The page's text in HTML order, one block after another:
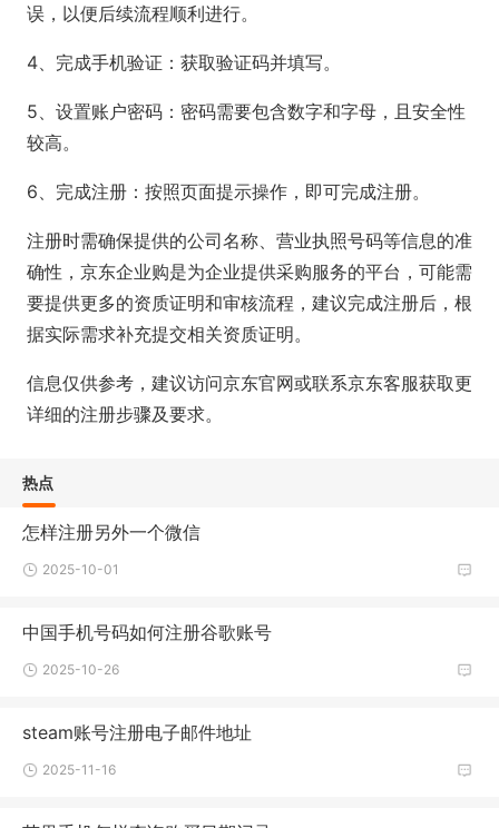
误，以便后续流程顺利进行。
4、完成手机验证：获取验证码并填写。
5、设置账户密码：密码需要包含数字和字母，且安全性
较高。
6、完成注册：按照页面提示操作，即可完成注册。
注册时需确保提供的公司名称、营业执照号码等信息的准
确性，京东企业购是为企业提供采购服务的平台，可能需
要提供更多的资质证明和审核流程，建议完成注册后，根
据实际需求补充提交相关资质证明。
信息仅供参考，建议访问京东官网或联系京东客服获取更
详细的注册步骤及要求。
热点
怎样注册另外一个微信
2025-10-01
中国手机号码如何注册谷歌账号
2025-10-26
steam账号注册电子邮件地址
2025-11-16